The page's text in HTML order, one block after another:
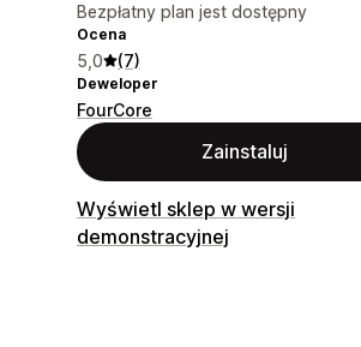
Bezpłatny plan jest dostępny
Ocena
5,0 (7)
Deweloper
FourCore
Zainstaluj
Wyświetl sklep w wersji
demonstracyjnej